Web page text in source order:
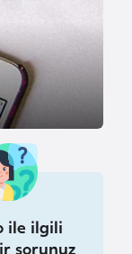
ile ilgili
sorunuz